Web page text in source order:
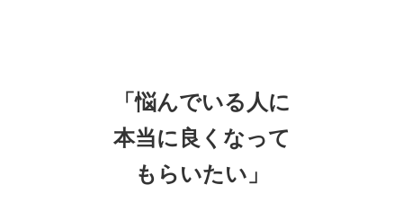
「悩んでいる人に
本当に良くなって
もらいたい」